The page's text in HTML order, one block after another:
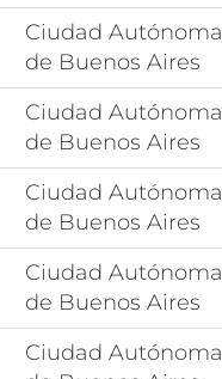
Ciudad Autónoma
de Buenos Aires
Ciudad Autónoma
de Buenos Aires
Ciudad Autónoma
de Buenos Aires
Ciudad Autónoma
de Buenos Aires
Ciudad Autónoma